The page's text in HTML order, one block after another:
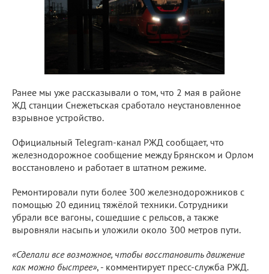
Ранее мы уже рассказывали о том, что 2 мая в районе
ЖД станции Снежетьская сработало неустановленное
взрывное устройство.
Официальный Telegram-канал РЖД сообщает, что
железнодорожное сообщение между Брянском и Орлом
восстановлено и работает в штатном режиме.
Ремонтировали пути более 300 железнодорожников с
помощью 20 единиц тяжёлой техники. Сотрудники
убрали все вагоны, сошедшие с рельсов, а также
выровняли насыпь и уложили около 300 метров пути.
«Сделали все возможное, чтобы восстановить движение
как можно быстрее», - комментирует пресс-служба РЖД.